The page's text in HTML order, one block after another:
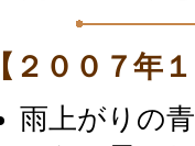
【２００７年
雨上がりの